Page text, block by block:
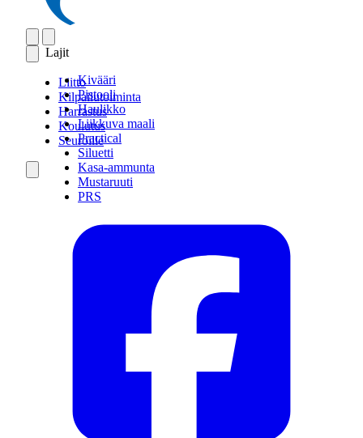
Lajit
Kivääri
Pistooli
Haulikko
Liikkuva maali
Practical
Siluetti
Kasa-ammunta
Mustaruuti
PRS
Liitto
Kilpailutoiminta
Harrastus
Koulutus
Seuroille